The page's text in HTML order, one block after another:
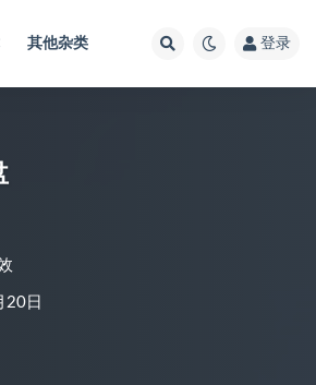
其他杂类 登录
20日